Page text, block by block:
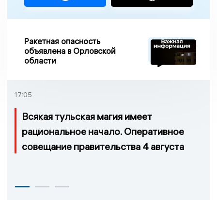
Ракетная опасность
объявлена в Орловской
области
17:05
Всякая тульская магия имеет
рациональное начало. Оперативное
совещание правительства 4 августа